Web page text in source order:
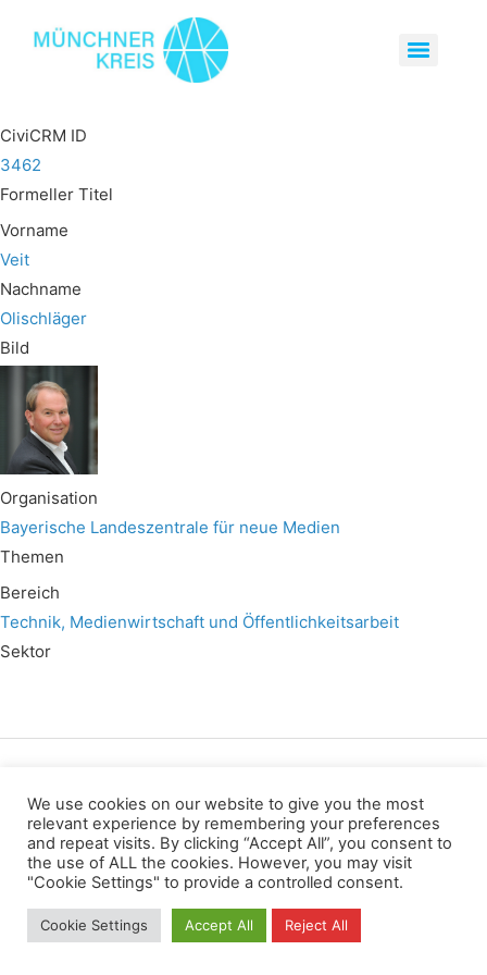
CiviCRM ID
3462
Formeller Titel
Vorname
Veit
Nachname
Olischläger
Bild
Organisation
Bayerische Landeszentrale für neue Medien
Themen
Bereich
Technik, Medienwirtschaft und Öffentlichkeitsarbeit
Sektor
Datenschutz Kopierrechte
Impressum
Kontakt
All rights reserved
We use cookies on our website to give you the most
relevant experience by remembering your preferences
and repeat visits. By clicking “Accept All”, you consent to
the use of ALL the cookies. However, you may visit
"Cookie Settings" to provide a controlled consent.
Cookie Settings Accept All Reject All